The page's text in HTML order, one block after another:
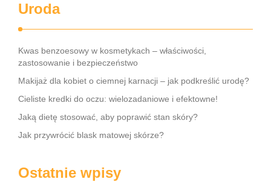
Uroda
Kwas benzoesowy w kosmetykach – właściwości,
zastosowanie i bezpieczeństwo
Makijaż dla kobiet o ciemnej karnacji – jak podkreślić urodę?
Cieliste kredki do oczu: wielozadaniowe i efektowne!
Jaką dietę stosować, aby poprawić stan skóry?
Jak przywrócić blask matowej skórze?
Ostatnie wpisy